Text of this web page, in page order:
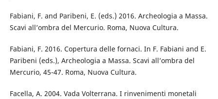
Fabiani, F. and Paribeni, E. (eds.) 2016. Archeologia a Massa.
Scavi all’ombra del Mercurio. Roma, Nuova Cultura.
Fabiani, F. 2016. Copertura delle fornaci. In F. Fabiani and E.
Paribeni (eds.), Archeologia a Massa. Scavi all’ombra del
Mercurio, 45-47. Roma, Nuova Cultura.
Facella, A. 2004. Vada Volterrana. I rinvenimenti monetali